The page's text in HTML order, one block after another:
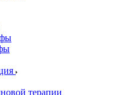
терапии